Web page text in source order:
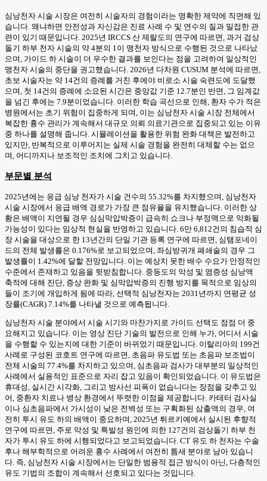
심낭천자 시술 시장은 여전히 시술자의 경험이라는 명확한 제약에 직면해 있
습니다. 왜냐하면 안전성과 자신감은 진료 사례 수 및 연수의 질과 밀접한 관
련이 있기 때문입니다. 2025년 IRCCS 산 제랄도의 연구에 따르면, 과거 검상
돌기 하부 천자 시술의 약 4분의 1이 맹천자 방식으로 수행된 것으로 나타났
으며, 가이드 하 시술이 더 우수한 결과를 보인다는 점을 고려하여 일상적인
맹천자 시술의 중단을 권고했습니다. 2026년 다차원 CUSUM 분석에 따르면,
초보 시술자는 약 14건의 증례를 거친 후에야 비로소 시술 숙련도에 도달했
으며, 첫 14건의 증례에 소요된 시간은 중앙값 기준 12.7분인 반면, 그 임계값
을 넘긴 후에는 7.9분이었습니다. 이러한 학습 곡선으로 인해, 환자 수가 적은
병원에서는 초기 위험이 집중하게 되며, 이는 심낭천자 시술 시장 전체에서
복잡한 흉수 관리가 계속해서 대규모 의뢰 의료기관으로 집중되고 있는 이유
중 하나를 설명해 줍니다. 시뮬레이션을 활용한 위험 완화 대책은 발전하고
있지만, 반복적으로 이루어지는 실제 시술 경험을 완전히 대체할 수는 없으
며, 어디까지나 보조적인 조치에 그치고 있습니다.
부문별 분석
2025년에는 응급 심낭 천자가 시술 건수의 55.32%를 차지했으며, 심낭천자
시술 시장에서 응급 배액 경로가 가장 큰 점유율을 유지했습니다. 이러한 상
황은 배액이 지연될 경우 심심막압박증이 급속히 쇼크나 부정맥으로 악화될
가능성이 있다는 임상적 현실을 반영하고 있습니다. 6만 6,812건의 침습적 심
장 시술을 대상으로 한 13년간의 단일 기관 등록 연구에 따르면, 심탬포네이
드의 전체 발생률은 0.176%로 보고되었으며, 좌심방귀개 폐쇄술의 경우 그
발생률이 1.42%에 달할 전망입니다. 이는 예상치 못한 배수 수요가 안정적인
수준에서 존재하고 있음을 뒷받침합니다. 중등도의 악성 및 염증성 심낭액
축적에 대해 진단, 증상 완화 및 심막압박증의 진행 방지를 목적으로 임상의
들이 조기에 개입하게 됨에 따라, 선택적 심낭천자는 2031년까지 연평균 성
장률(CAGR) 7.14%를 나타낼 것으로 예측됩니다.
심낭천자 시술 분야에서 시술 시기와 마찬가지로 가이드 선택도 점점 더 중
요해지고 있습니다. 이는 영상 진단 기술의 발전으로 인해 누가, 어디서 시술
을 수행할 수 있는지에 대한 기준이 바뀌었기 때문입니다. 이탈리아의 199건
사례로 구성된 코호트 연구에 따르면, 초음파 유도법 또는 초음파 보조법이
전체 시술의 77.4%를 차지하고 있으며, 심초음파 검사가 대부분의 일상적인
사례에서 실용적인 표준으로 자리 잡고 있음이 확인되었습니다. 이 유도법은
휴대성, 실시간 시각화, 그리고 방사선 피폭이 없습니다는 장점을 갖추고 있
어, 중환자 치료나 병상 환경에서 뚜렷한 이점을 제공합니다. 카테터 검사실
이나 심초음파에서 가시성이 낮은 전벽성 또는 구획화된 삼출액의 경우, 여
전히 투시 유도 하의 배액이 중요하며, 2025년 튀르키예에서 실시된 후향적
연구에 따르면, 주로 악성 및 특발성 원인에 의한 127건의 검상돌기 하부 천
자가 투시 유도 하에 시행되었다고 보고되었습니다. CT 유도 하 천자는 수술
후나 해부학적으로 어려운 흉수 사례에서 여전히 틈새 분야로 남아 있습니
다. 즉, 심낭천자 시술 시장에서는 단일한 범용적 접근 방식이 아닌, 다층적인
유도 기법의 조합이 계속해서 선호되고 있다는 것입니다.